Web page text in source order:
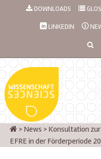
DOWNLOADS
LINKEDIN
> News > Konsultation
EFRE in der Förderperiode